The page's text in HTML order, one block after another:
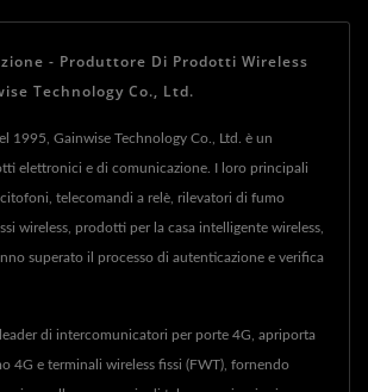
- Produttore Di Prodotti Wireless
Technology Co., Ltd.
1995, Gainwise Technology Co., Ltd. è un
elettronici e di comunicazione. I loro principali
telecomandi a relè, rilevatori di fumo
wireless, prodotti per la casa intelligente wireless,
superato il processo di autenticazione e verifica
di intercomunicatori per porte 4G, apriporta
4G e terminali wireless fissi (FWT), fornendo